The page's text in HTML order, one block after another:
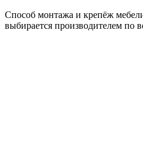
Способ монтажа и крепёж
выбирается производителем по